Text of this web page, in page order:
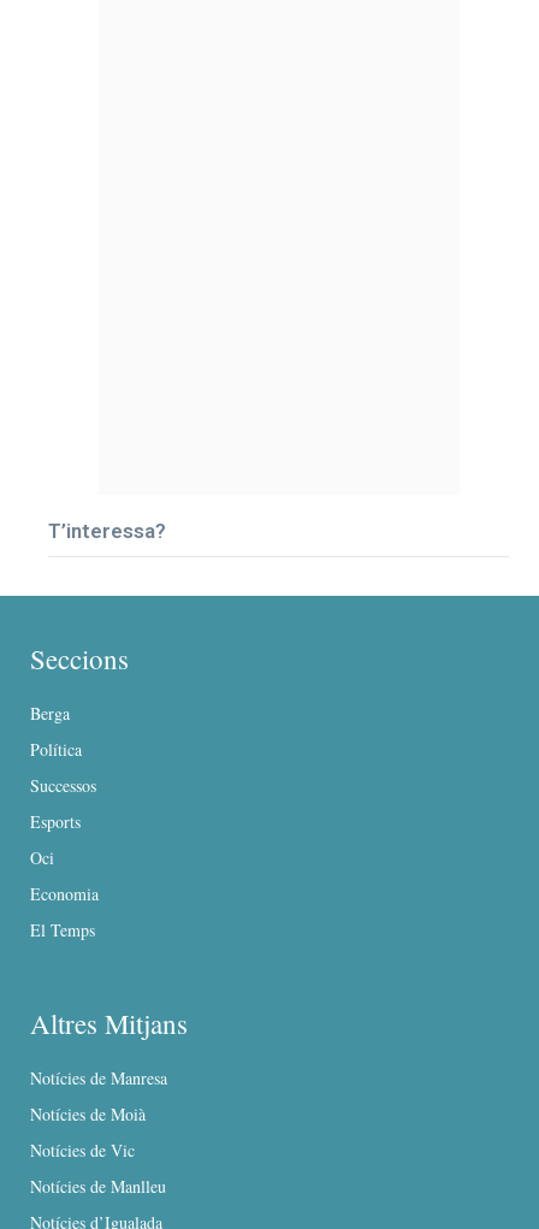
T’interessa?
Seccions
Berga
Política
Successos
Esports
Oci
Economia
El Temps
Altres Mitjans
Notícies de Manresa
Notícies de Moià
Notícies de Vic
Notícies de Manlleu
Notícies d’Igualada